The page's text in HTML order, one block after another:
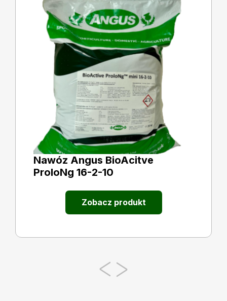
Nawóz Angus BioAcitve
ProloNg 16-2-10
Zobacz produkt